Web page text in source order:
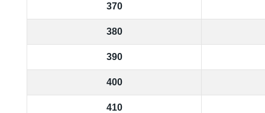
370
380
390
400
410